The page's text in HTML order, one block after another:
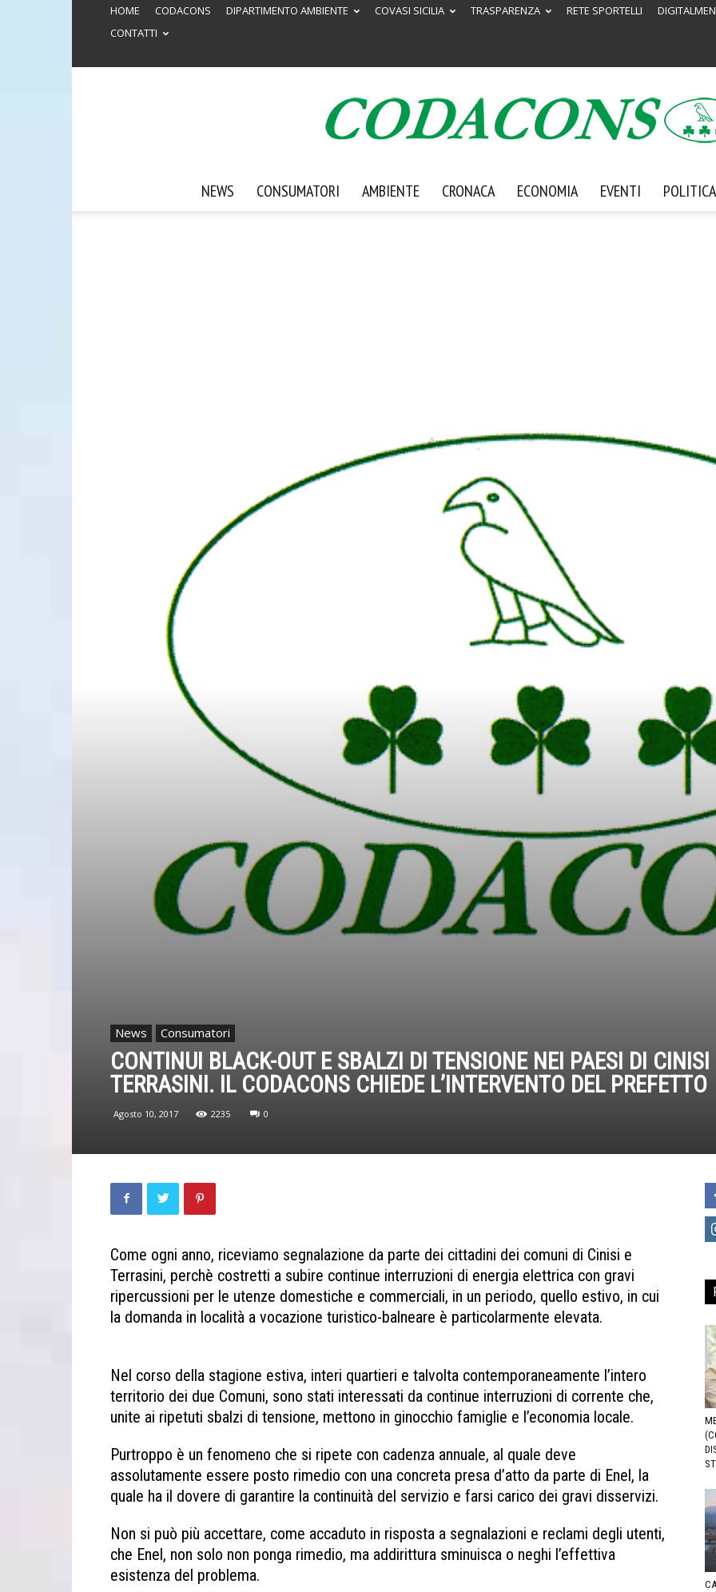
HOME CODACONS DIPARTIMENTO AMBIENTE COVASI SICILIA TRASPARENZA RETE SPORTELLI
CONTATTI
Codacons
NEWS CONSUMATORI AMBIENTE CRONACA ECONOMIA EVENTI POLITICA
News Consumatori
CONTINUI BLACK-OUT E SBALZI DI TENSIONE NEI PAESI DI CINISI
TERRASINI. IL CODACONS CHIEDE L’INTERVENTO DEL PREFETTO
Agosto 10, 2017 2235 0
Come ogni anno, riceviamo segnalazione da parte dei cittadini dei comuni di Cinisi e
Terrasini, perchè costretti a subire continue interruzioni di energia elettrica con gravi
ripercussioni per le utenze domestiche e commerciali, in un periodo, quello estivo, in cui
la domanda in località a vocazione turistico-balneare è particolarmente elevata.
Nel corso della stagione estiva, interi quartieri e talvolta contemporaneamente l’intero
territorio dei due Comuni, sono stati interessati da continue interruzioni di corrente che,
unite ai ripetuti sbalzi di tensione, mettono in ginocchio famiglie e l’economia locale.
Purtroppo è un fenomeno che si ripete con cadenza annuale, al quale deve
assolutamente essere posto rimedio con una concreta presa d’atto da parte di Enel, la
quale ha il dovere di garantire la continuità del servizio e farsi carico dei gravi disservizi.
Non si può più accettare, come accaduto in risposta a segnalazioni e reclami degli utenti,
che Enel, non solo non ponga rimedio, ma addirittura sminuisca o neghi l’effettiva
esistenza del problema.